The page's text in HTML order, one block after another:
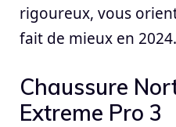
rigoureux, vous
fait de mieux en 2024.
Chaussure
Extreme Pro 3